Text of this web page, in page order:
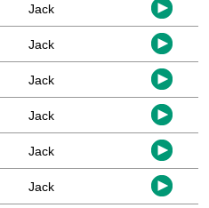
Jack
Jack
Jack
Jack
Jack
Jack